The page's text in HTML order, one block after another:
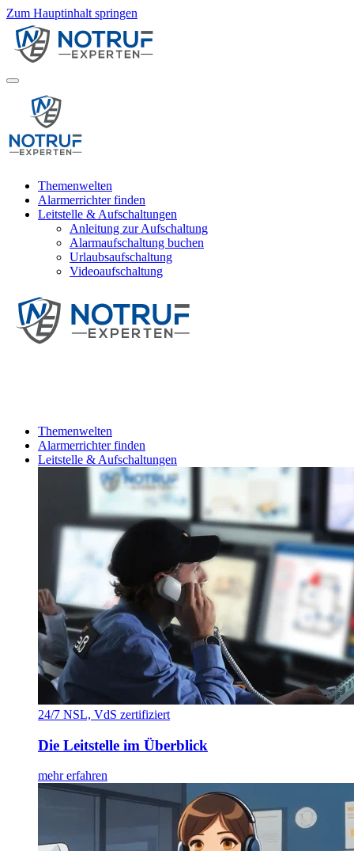
Zum Hauptinhalt springen
Themenwelten
Alarmerrichter finden
Leitstelle & Aufschaltungen
Anleitung zur Aufschaltung
Alarmaufschaltung buchen
Urlaubsaufschaltung
Videoaufschaltung
Themenwelten
Alarmerrichter finden
Leitstelle & Aufschaltungen
24/7 NSL, VdS zertifiziert
Die Leitstelle im Überblick
mehr erfahren